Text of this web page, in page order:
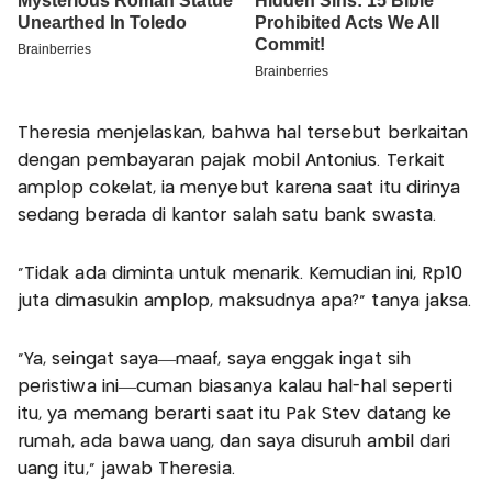
Theresia menjelaskan, bahwa hal tersebut berkaitan
dengan pembayaran pajak mobil Antonius. Terkait
amplop cokelat, ia menyebut karena saat itu dirinya
sedang berada di kantor salah satu bank swasta.
"Tidak ada diminta untuk menarik. Kemudian ini, Rp10
juta dimasukin amplop, maksudnya apa?" tanya jaksa.
"Ya, seingat saya—maaf, saya enggak ingat sih
peristiwa ini—cuman biasanya kalau hal-hal seperti
itu, ya memang berarti saat itu Pak Stev datang ke
rumah, ada bawa uang, dan saya disuruh ambil dari
uang itu," jawab Theresia.